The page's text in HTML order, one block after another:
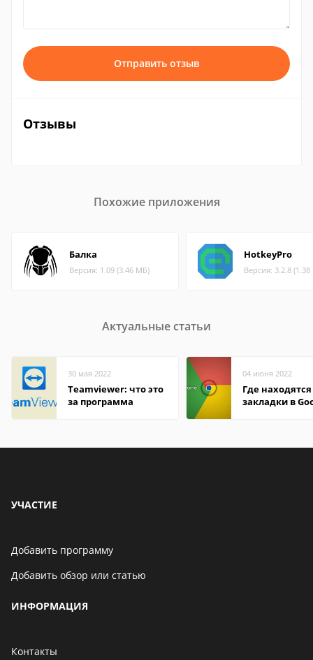
Отправить отзыв
Отзывы
Похожие приложения
Балка
Версия: 1.09 (3.46 МБ)
HotkeyPro
Версия: 3.2.8
Актуальные статьи
30 мая 2022
Teamviewer: что это
за программа
04 июня 2022
Где находятся
закладки в
УЧАСТИЕ
Добавить программу
Добавить обзор или статью
ИНФОРМАЦИЯ
Контакты